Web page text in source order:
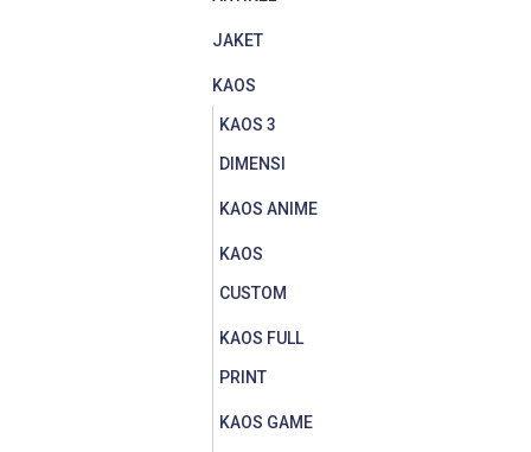
JAKET
KAOS
KAOS 3
DIMENSI
KAOS ANIME
KAOS
CUSTOM
KAOS FULL
PRINT
KAOS GAME